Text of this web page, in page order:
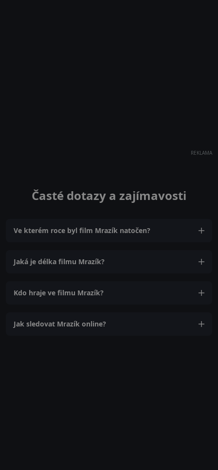
REKLAMA
Časté dotazy a zajímavosti
Ve kterém roce byl film Mrazík natočen?
Jaká je délka filmu Mrazík?
Kdo hraje ve filmu Mrazík?
Jak sledovat Mrazík online?